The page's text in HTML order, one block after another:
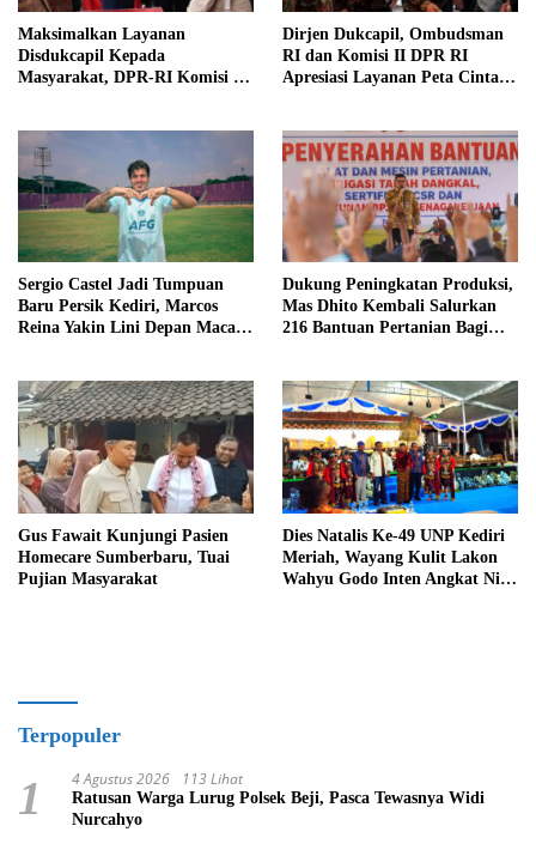
Maksimalkan Layanan
Disdukcapil Kepada
Masyarakat, DPR-RI Komisi II
Dirjen Dukcapil, Ombudsman
RI dan Komisi II DPR RI
Apresiasi Layanan Peta Cinta di
Sergio Castel Jadi Tumpuan
Baru Persik Kediri, Marcos
Reina Yakin Lini Depan Macan
Dukung Peningkatan Produksi,
Mas Dhito Kembali Salurkan
216 Bantuan Pertanian Bagi
Gus Fawait Kunjungi Pasien
Homecare Sumberbaru, Tuai
Pujian Masyarakat
Dies Natalis Ke-49 UNP Kediri
Meriah, Wayang Kulit Lakon
Wahyu Godo Inten Angkat Nilai
Terpopuler
1 4 Agustus 2026 113 Lihat
Ratusan Warga Lurug Polsek Beji, Pasca Tewasnya Widi
Nurcahyo